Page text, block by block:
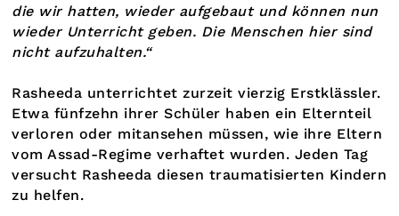
die wir hatten, wieder aufgebaut und können nun
wieder Unterricht geben. Die Menschen hier sind
nicht aufzuhalten.“
Rasheeda unterrichtet zurzeit vierzig Erstklässler.
Etwa fünfzehn ihrer Schüler haben ein Elternteil
verloren oder mitansehen müssen, wie ihre Eltern
vom Assad-Regime verhaftet wurden. Jeden Tag
versucht Rasheeda diesen traumatisierten Kindern
zu helfen.